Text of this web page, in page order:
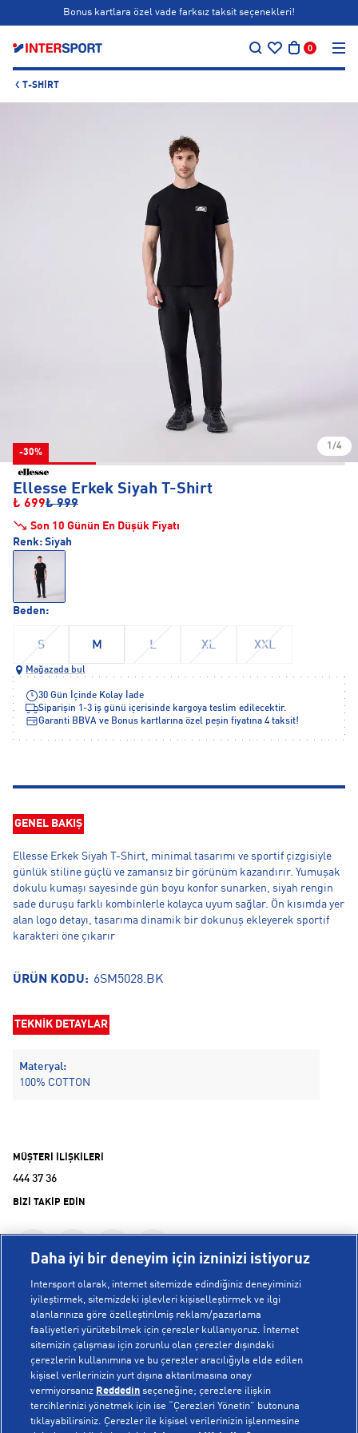
Bonus kartlara özel vade farksız taksit seçenekleri!
0
T-SHIRT
-30%
1/4
Ellesse Erkek Siyah T-Shirt
₺ 699₺ 999
Son 10 Günün En Düşük Fiyatı
Beden:
S M L XL XXL
Renk: Siyah
Mağazada bul
30 Gün İçinde Kolay İade
Siparişin 1-3 iş günü içerisinde kargoya teslim edilecektir.
Garanti BBVA ve Bonus kartlarına özel peşin fiyatına 4 taksit!
GENEL BAKIŞ
Ellesse Erkek Siyah T-Shirt, minimal tasarımı ve sportif çizgisiyle
günlük stiline güçlü ve zamansız bir görünüm kazandırır. Yumuşak
dokulu kumaşı sayesinde gün boyu konfor sunarken, siyah rengin
sade duruşu farklı kombinlerle kolayca uyum sağlar. Ön kısımda yer
alan logo detayı, tasarıma dinamik bir dokunuş ekleyerek sportif
karakteri öne çıkarır
ÜRÜN KODU: 6SM5028.BK
TEKNİK DETAYLAR
Materyal:
100% COTTON
MÜŞTERİ İLİŞKİLERİ
444 37 36
BİZİ TAKİP EDİN
KURUMSAL
Hakkımızda
Mağazalarımız
Bilgi Toplumu Hizmetleri
YARDIM
Sipariş Takibi
Daha iyi bir deneyim için izninizi istiyoruz
Intersport olarak, internet sitemizde edindiğiniz deneyiminizi
iyileştirmek, sitemizdeki işlevleri kişiselleştirmek ve ilgi
alanlarınıza göre özelleştirilmiş reklam/pazarlama
faaliyetleri yürütebilmek için çerezler kullanıyoruz. İnternet
sitemizin çalışması için zorunlu olan çerezler dışındaki
çerezlerin kullanımına ve bu çerezler aracılığıyla elde edilen
kişisel verilerinizin yurt dışına aktarılmasına onay
vermiyorsanız Reddedin seçeneğine; çerezlere ilişkin
tercihlerinizi yönetmek için ise “Çerezleri Yönetin” butonuna
tıklayabilirsiniz. Çerezler ile kişisel verilerinizin işlenmesine